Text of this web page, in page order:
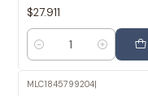
$27.911
Cantidad
MLC1845799204|